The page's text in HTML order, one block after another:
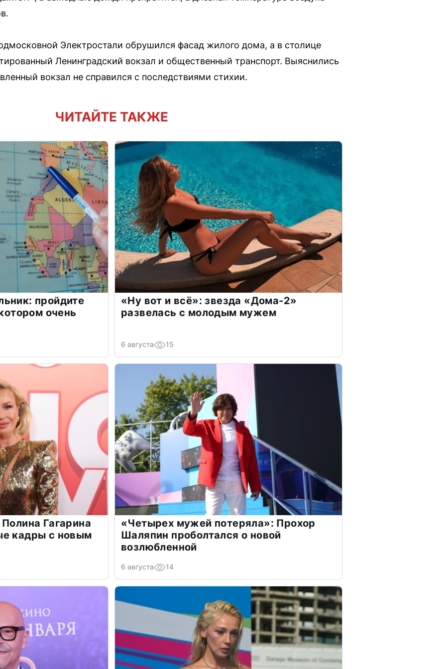
Электростали обрушился фасад жилого дома, а в столице
Ленинградский вокзал и общественный транспорт. Выяснились
вокзал не справился с последствиями стихии.
ЧИТАЙТЕ ТАКЖЕ
пройдите
очень
«Ну вот и всё»: звезда «Дома-2»
развелась с молодым мужем
6 августа 15
Гагарина
кадры с новым
«Четырех мужей потеряла»: Прохор
Шаляпин проболтался о новой
возлюбленной
6 августа 14